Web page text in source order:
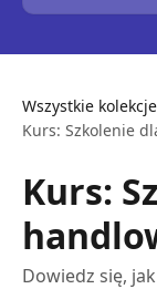
Wszystkie kolekcje
Kurs: Szkolenie
Kurs:
Dowiedz się,